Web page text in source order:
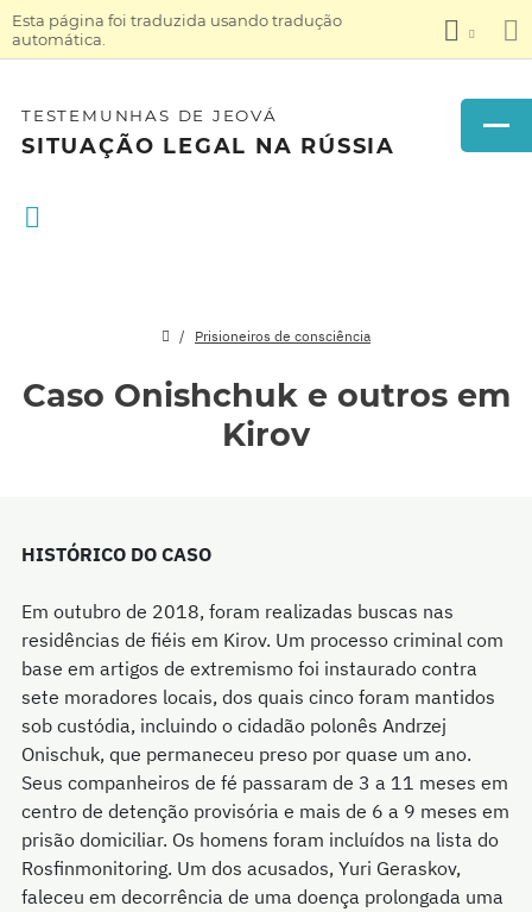
Esta página foi traduzida usando tradução
automática.
TESTEMUNHAS DE JEOVÁ
SITUAÇÃO LEGAL NA RÚSSIA
Prisioneiros de consciência
Caso Onishchuk e outros em
Kirov
HISTÓRICO DO CASO
Em outubro de 2018, foram realizadas buscas nas
residências de fiéis em Kirov. Um processo criminal com
base em artigos de extremismo foi instaurado contra
sete moradores locais, dos quais cinco foram mantidos
sob custódia, incluindo o cidadão polonês Andrzej
Onischuk, que permaneceu preso por quase um ano.
Seus companheiros de fé passaram de 3 a 11 meses em
centro de detenção provisória e mais de 6 a 9 meses em
prisão domiciliar. Os homens foram incluídos na lista do
Rosfinmonitoring. Um dos acusados, Yuri Geraskov,
faleceu em decorrência de uma doença prolongada uma